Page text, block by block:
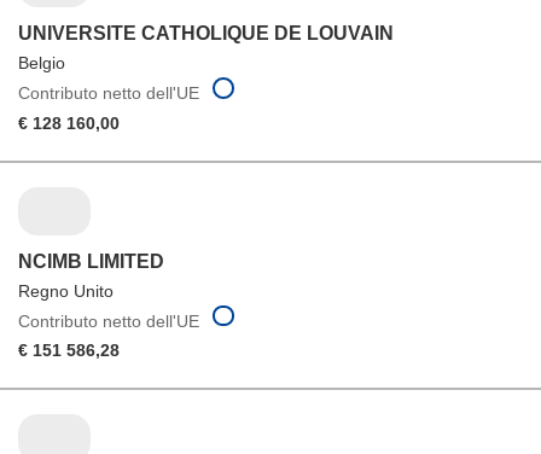
UNIVERSITE CATHOLIQUE DE LOUVAIN
Belgio
Contributo netto dell'UE
€ 128 160,00
NCIMB LIMITED
Regno Unito
Contributo netto dell'UE
€ 151 586,28